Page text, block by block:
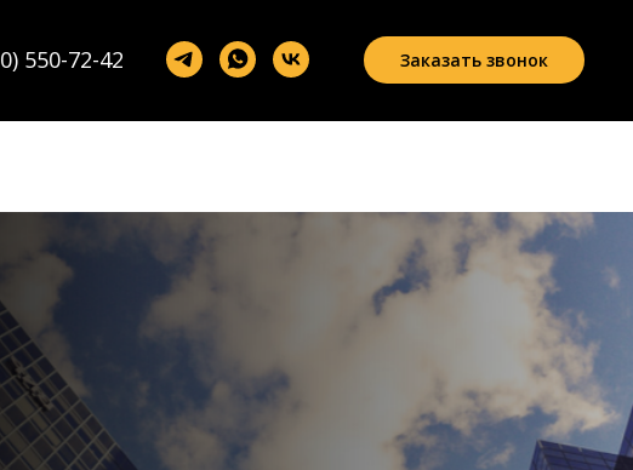
550-72-42 Заказать звонок